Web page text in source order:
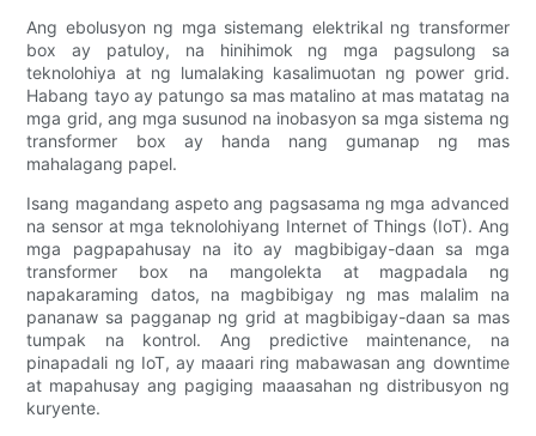
Ang ebolusyon ng mga sistemang elektrikal ng transformer
box ay patuloy, na hinihimok ng mga pagsulong sa
teknolohiya at ng lumalaking kasalimuotan ng power grid.
Habang tayo ay patungo sa mas matalino at mas matatag na
mga grid, ang mga susunod na inobasyon sa mga sistema ng
transformer box ay handa nang gumanap ng mas
mahalagang papel.
Isang magandang aspeto ang pagsasama ng mga advanced
na sensor at mga teknolohiyang Internet of Things (IoT). Ang
mga pagpapahusay na ito ay magbibigay-daan sa mga
transformer box na mangolekta at magpadala ng
napakaraming datos, na magbibigay ng mas malalim na
pananaw sa pagganap ng grid at magbibigay-daan sa mas
tumpak na kontrol. Ang predictive maintenance, na
pinapadali ng IoT, ay maaari ring mabawasan ang downtime
at mapahusay ang pagiging maaasahan ng distribusyon ng
kuryente.